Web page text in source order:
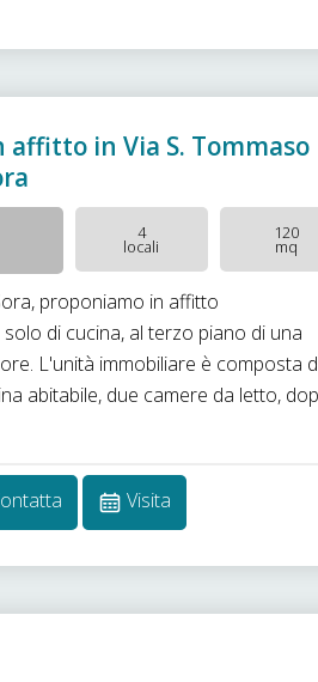
in Via S. Tommaso
4
locali
120
mq
proponiamo in affitto
di cucina, al terzo piano di una
L'unità immobiliare è composta
abitabile, due camere da letto,
Visita